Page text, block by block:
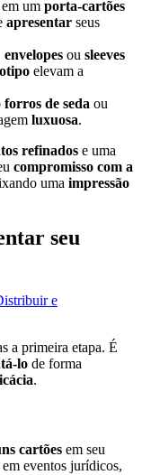
um porta-cartões
apresentar seus
envelopes ou sleeves
elevam a
forros de seda ou
luxuosa.
refinados e uma
compromisso com a
uma impressão
seu
a primeira etapa. É
lo de forma
.
cartões em seu
eventos jurídicos,